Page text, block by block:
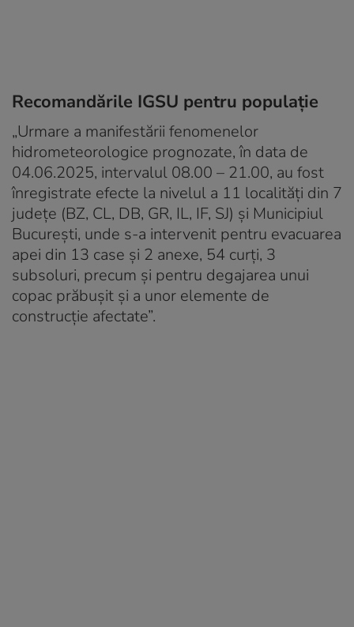
Recomandările IGSU pentru populație
„Urmare a manifestării fenomenelor
hidrometeorologice prognozate, în data de
04.06.2025, intervalul 08.00 – 21.00, au fost
înregistrate efecte la nivelul a 11 localități din 7
județe (BZ, CL, DB, GR, IL, IF, SJ) și Municipiul
București, unde s-a intervenit pentru evacuarea
apei din 13 case și 2 anexe, 54 curți, 3
subsoluri, precum și pentru degajarea unui
copac prăbușit și a unor elemente de
construcție afectate”.